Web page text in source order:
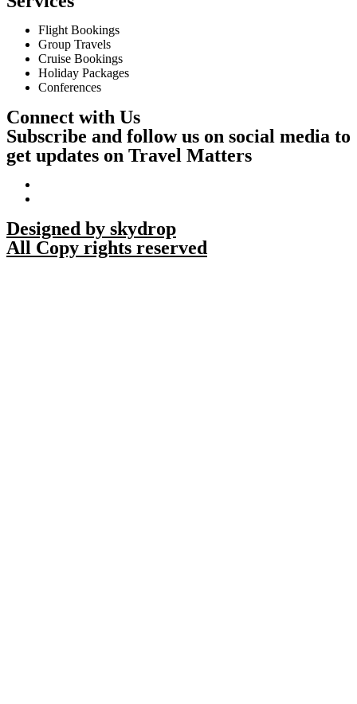
Flight Bookings
Group Travels
Cruise Bookings
Holiday Packages
Conferences
Connect with Us
Subscribe and follow us on social media to
get updates on Travel Matters
Designed by skydrop
All Copy rights reserved